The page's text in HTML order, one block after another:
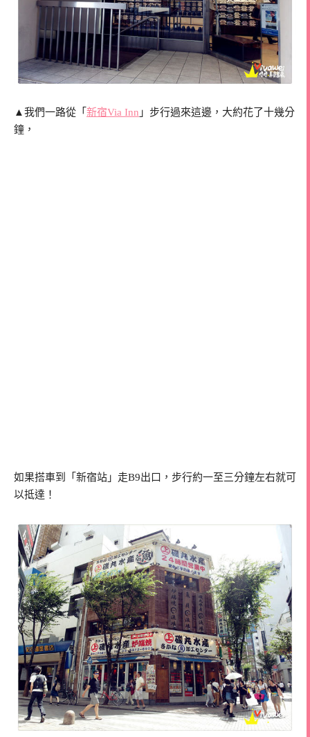
▲我們一路從「 新宿Via Inn 」步行過來這邊，大約花了十幾分
鐘，
如果搭車到「新宿站」走B9出口，步行約一至三分鐘左右就可
以抵達！